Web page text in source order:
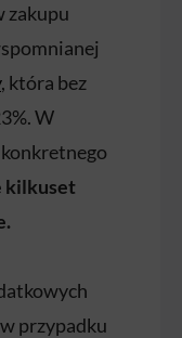
zakupu
, która bez
W
kilkuset
przypadku